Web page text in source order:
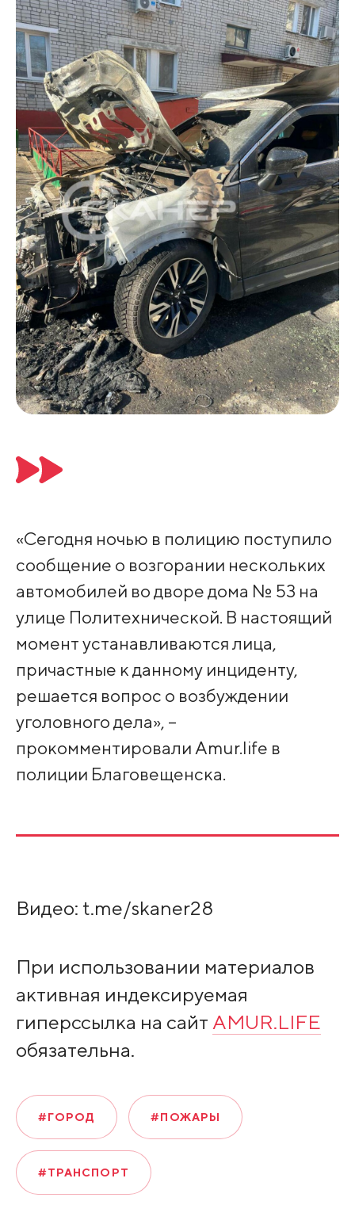
«Сегодня ночью в полицию поступило
сообщение о возгорании нескольких
автомобилей во дворе дома № 53 на
улице Политехнической. В настоящий
момент устанавливаются лица,
причастные к данному инциденту,
решается вопрос о возбуждении
уголовного дела», –
прокомментировали Amur.life в
полиции Благовещенска.
Видео: t.me/skaner28
При использовании материалов
активная индексируемая
гиперссылка на сайт AMUR.LIFE
обязательна.
#ГОРОД #ПОЖАРЫ
#ТРАНСПОРТ